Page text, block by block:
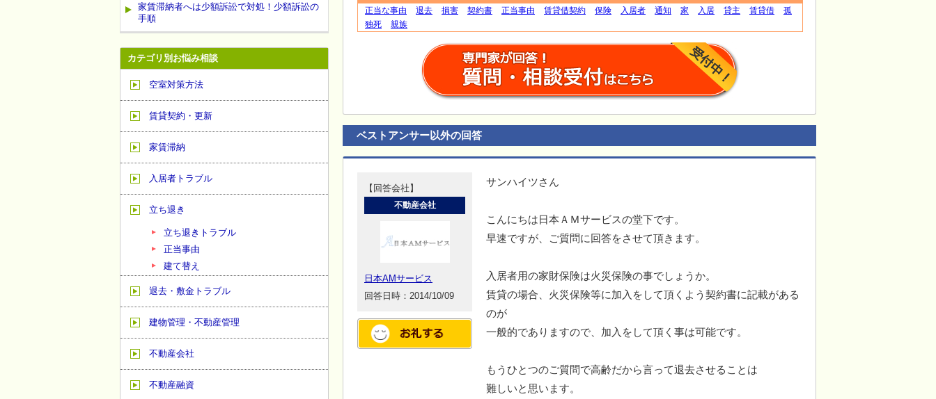
正当な事由 退去 損害 契約書 正当事由 賃貸借契約 保険 入居者 通知 家 入居 貸主 賃貸借
孤
独死
親族
ベストアンサー以外の回答
【回答会社】
不動産会社
日本AMサービス
回答日時：2014/10/09
サンハイツさん
こんにちは日本ＡＭサービスの堂下です。
早速ですが、ご質問に回答をさせて頂きます。
入居者用の家財保険は火災保険の事でしょうか。
賃貸の場合、火災保険等に加入をして頂くよう契約書に記載がある
のが
一般的でありますので、加入をして頂く事は可能です。
もうひとつのご質問で高齢だから言って退去させることは
難しいと思います。
家賃滞納者へは少額訴訟で対処！少額訴訟の
手順
カテゴリ別お悩み相談
空室対策方法
賃貸契約・更新
家賃滞納
入居者トラブル
立ち退き
立ち退きトラブル
正当事由
建て替え
退去・敷金トラブル
建物管理・不動産管理
不動産会社
不動産融資